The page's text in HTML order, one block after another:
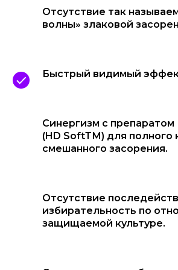
Отсутствие так
волны» злаковой
Быстрый видимый
Синергизм с
(HD SoftТМ) для полного
смешанного засорения.
Отсутствие
избирательность по
защищаемой культуре.